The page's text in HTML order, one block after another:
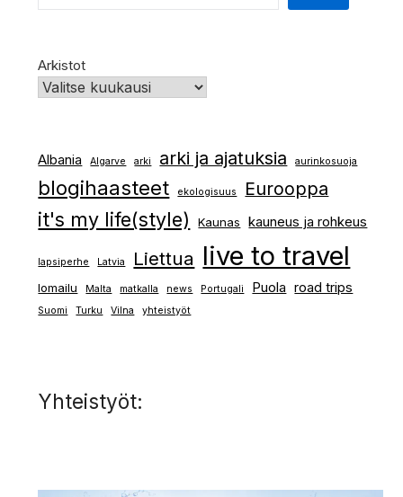
Arkistot
Albania Algarve arki arki ja ajatuksia aurinkosuoja
blogihaasteet ekologisuus Eurooppa
it's my life(style) Kaunas kauneus ja rohkeus
lapsiperhe Latvia Liettua live to travel
lomailu Malta matkalla news Portugali Puola road trips
Suomi Turku Vilna yhteistyöt
Yhteistyöt: